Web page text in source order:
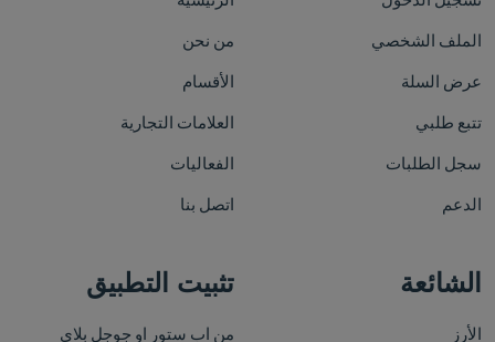
الملف الشخصي
عرض السلة
تتبع طلبي
سجل الطلبات
الدعم
من نحن
الأقسام
العلامات التجارية
الفعاليات
اتصل بنا
الشائعة
الأرز
تثبيت التطبيق
من اب ستور او جوجل بلاي